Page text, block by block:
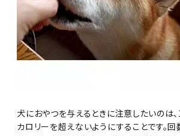
犬におやつを与えるときに注意したいのは
カロリーを超えないようにすることです。